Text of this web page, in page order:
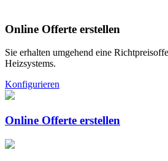
Online Offerte erstellen
Sie erhalten umgehend eine
Heizsystems.
Konfigurieren
Online Offerte erstellen